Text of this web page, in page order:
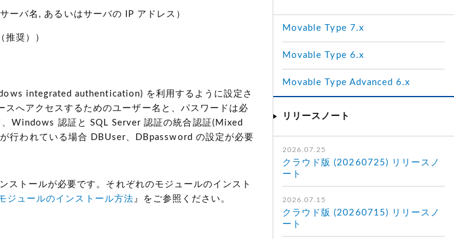
ーバ名, あるいはサーバの IP アドレス）
奨））
integrated authentication) を利用するように設定さ
スへアクセスするためのユーザー名と、パスワードは必
Windows 認証と SQL Server 認証の統合認証(Mixed
行われている場合 DBUser、DBpassword の設定が必要
ストールが必要です。それぞれのモジュールのインスト
ジュールのインストール方法 』をご参照ください。
Movable Type 7.x
Movable Type 6.x
Movable Type Advanced 6.x
リリースノート
2026.07.25
クラウド版 (20260725) リリースノ
ート
2026.07.15
クラウド版 (20260715) リリースノ
ート